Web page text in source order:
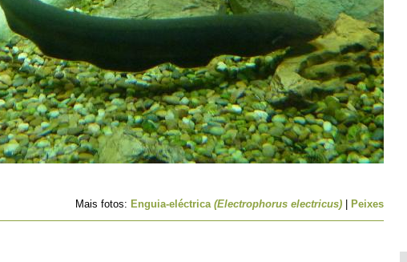
Mais fotos: Enguia-eléctrica (Electrophorus electricus) Peixes